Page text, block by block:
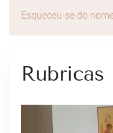
Esqueceu-se do
Rubricas